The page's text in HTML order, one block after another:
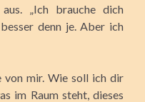
„Ich brauche dich
denn je. Aber ich
von mir. Wie soll ich dir
im Raum steht, dieses